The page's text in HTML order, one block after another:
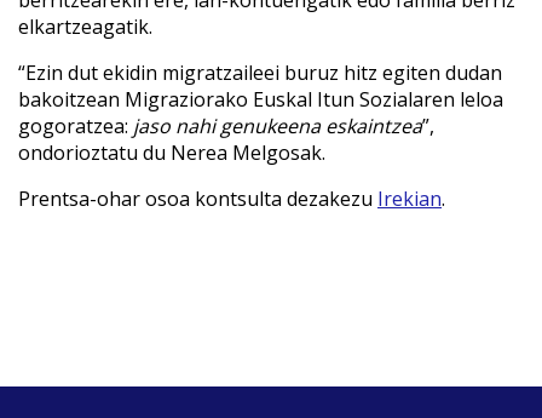
elkartzeagatik.
“Ezin dut ekidin migratzaileei buruz hitz egiten dudan
bakoitzean Migraziorako Euskal Itun Sozialaren leloa
gogoratzea: jaso nahi genukeena eskaintzea”,
ondorioztatu du Nerea Melgosak.
Prentsa-ohar osoa kontsulta dezakezu Irekian.